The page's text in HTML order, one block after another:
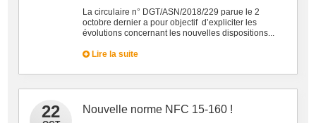
La circulaire n° DGT/ASN/2018/229 parue le 2
octobre dernier a pour objectif d’expliciter les
évolutions concernant les nouvelles dispositions...
Lire la suite
22 Nouvelle norme NFC 15-160 !